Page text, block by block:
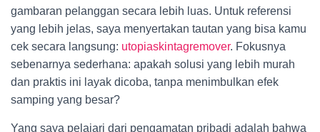
gambaran pelanggan secara lebih luas. Untuk referensi
yang lebih jelas, saya menyertakan tautan yang bisa kamu
cek secara langsung: utopiaskintagremover. Fokusnya
sebenarnya sederhana: apakah solusi yang lebih murah
dan praktis ini layak dicoba, tanpa menimbulkan efek
samping yang besar?
Yang saya pelajari dari pengamatan pribadi adalah bahwa